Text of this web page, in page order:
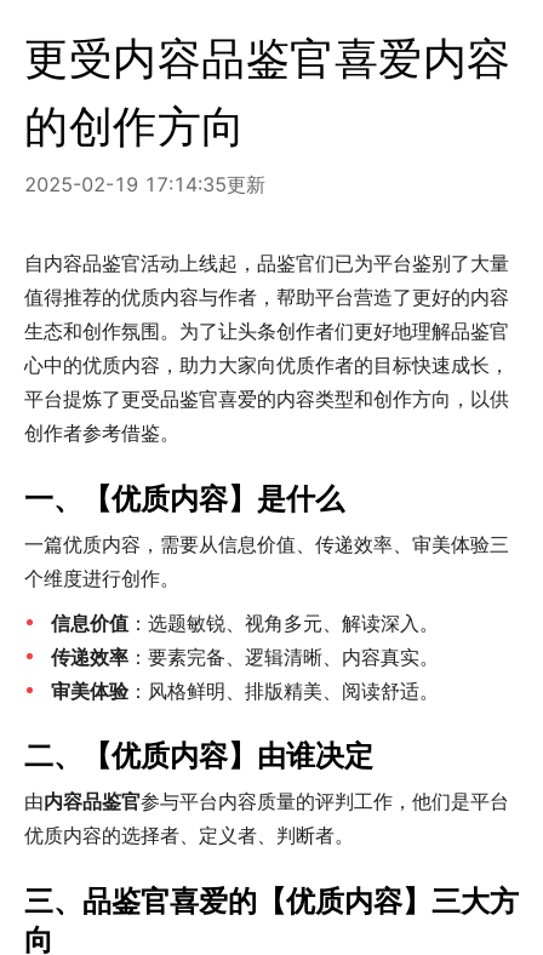
更受内容品鉴官喜爱内容
的创作方向
2025-02-19 17:14:35更新
自内容品鉴官活动上线起，品鉴官们已为平台鉴别了大量
值得推荐的优质内容与作者，帮助平台营造了更好的内容
生态和创作氛围。为了让头条创作者们更好地理解品鉴官
心中的优质内容，助力大家向优质作者的目标快速成长，
平台提炼了更受品鉴官喜爱的内容类型和创作方向，以供
创作者参考借鉴。
一、【优质内容】是什么
一篇优质内容，需要从信息价值、传递效率、审美体验三
个维度进行创作。
信息价值 ：选题敏锐、视角多元、解读深入。
传递效率 ：要素完备、逻辑清晰、内容真实。
审美体验：风格鲜明、排版精美、阅读舒适。
二、【优质内容】由谁决定
由内容品鉴官参与平台内容质量的评判工作，他们是平台
优质内容的选择者、定义者、判断者。
三、品鉴官喜爱的【优质内容】三大方
向